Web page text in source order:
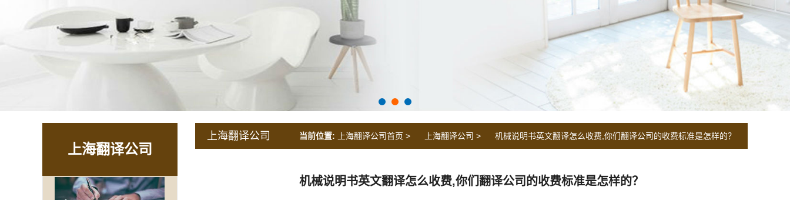
上海翻译公司
上海翻译公司 当前位置: 上海翻译公司首页 > 上海翻译公司 > 机械说明书英文翻译怎么收费,你们翻译公司的收费标准是怎样的？
机械说明书英文翻译怎么收费,你们翻译公司的收费标准是怎样的？